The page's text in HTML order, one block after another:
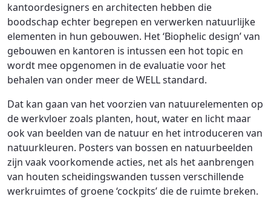
kantoordesigners en architecten hebben die
boodschap echter begrepen en verwerken natuurlijke
elementen in hun gebouwen. Het ‘Biophelic design’ van
gebouwen en kantoren is intussen een hot topic en
wordt mee opgenomen in de evaluatie voor het
behalen van onder meer de WELL standard.
Dat kan gaan van het voorzien van natuurelementen op
de werkvloer zoals planten, hout, water en licht maar
ook van beelden van de natuur en het introduceren van
natuurkleuren. Posters van bossen en natuurbeelden
zijn vaak voorkomende acties, net als het aanbrengen
van houten scheidingswanden tussen verschillende
werkruimtes of groene ‘cockpits’ die de ruimte breken.